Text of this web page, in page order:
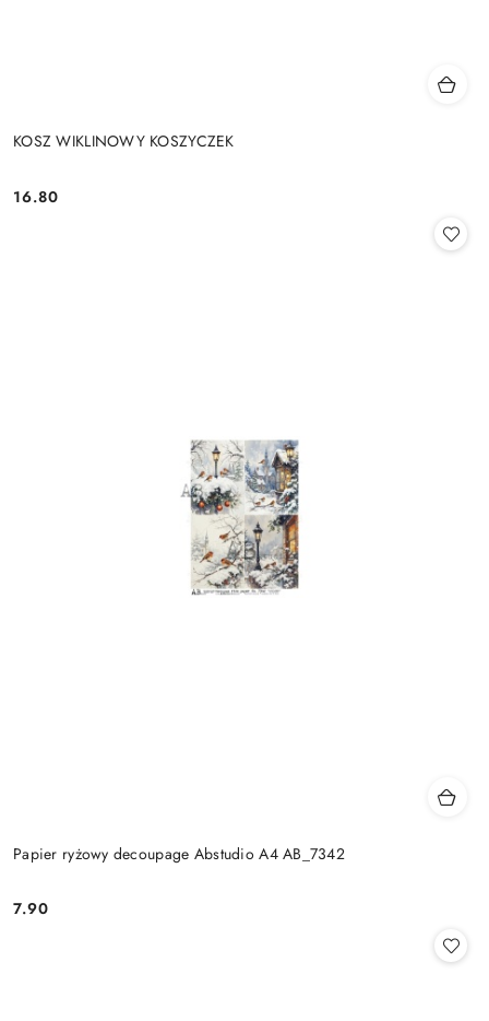
KOSZ WIKLINOWY KOSZYCZEK
Cena:
16.80
Papier ryżowy decoupage Abstudio A4 AB_7342
Cena:
7.90